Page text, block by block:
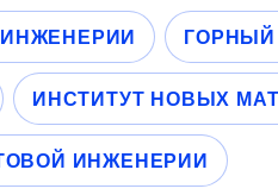
ГОРНЫЙ
ИНСТИТУТ НОВЫХ
ИНЖЕНЕРИИ